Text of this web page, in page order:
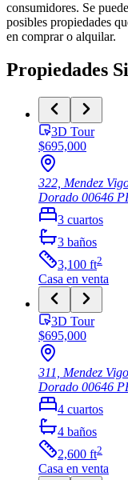
consumidores. Se
posibles propiedades
en comprar o alquilar.
Propiedades
3D Tour
$695,000
322, Mendez
Dorado 00646
3 cuartos
3 baños
3,100 ft2
Casa en venta
3D Tour
$695,000
311, Mendez Vigo
Dorado 00646
4 cuartos
4 baños
2,600 ft2
Casa en venta